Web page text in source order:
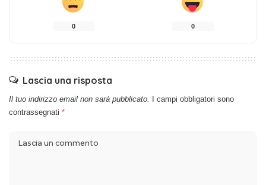
0 0
Lascia una risposta
Il tuo indirizzo email non sarà pubblicato.
I campi obbligatori sono
contrassegnati *